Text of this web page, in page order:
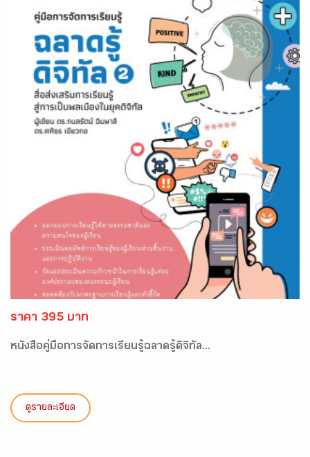
ราคา 395 บาท
หนังสือคู่มือการจัดการเรียนรู้ฉลาดรู้ดิจิทัล...
ดูรายละเอียด